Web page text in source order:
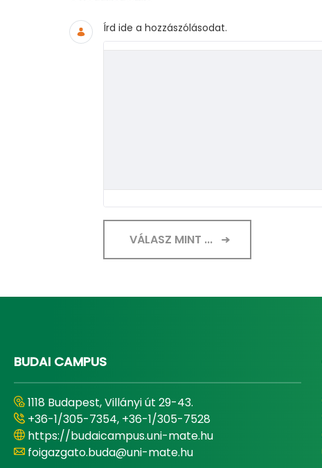
Írd ide a hozzászólásodat.
VÁLASZ MINT ...
BUDAI CAMPUS
1118 Budapest, Villányi út 29-43.
+36-1/305-7354, +36-1/305-7528
https://budaicampus.uni-mate.hu
foigazgato.buda@uni-mate.hu